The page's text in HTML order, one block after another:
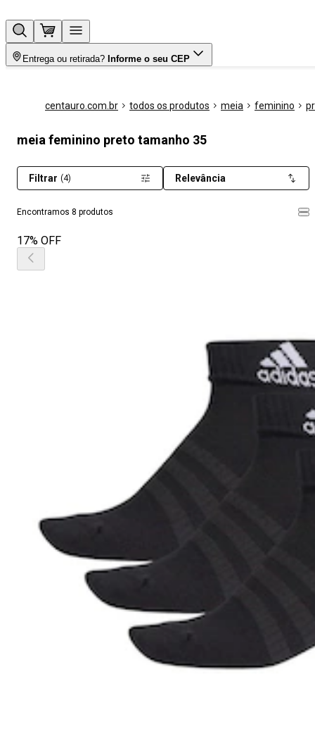
Entrega ou retirada? Informe o seu CEP
centauro.com.br todos os produtos meia feminino
meia feminino preto tamanho 35
Encontramos 8 produtos
Filtrar (4) Relevância
17% OFF